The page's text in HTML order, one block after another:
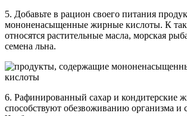
5. Добавьте в рацион своего питания
мононенасыщенные жирные кислоты. К
относятся растительные масла, морская
семена льна.
6. Рафинированный сахар и кондитерские
способствуют обезвоживанию организма и